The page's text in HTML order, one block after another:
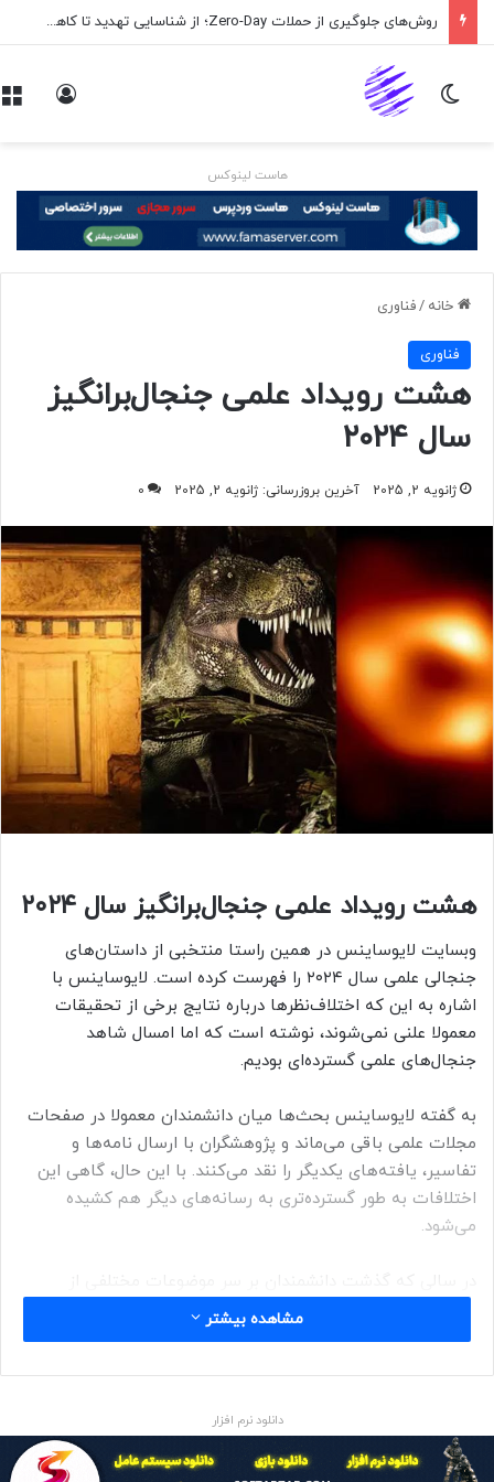
روش‌های جلوگیری از حملات Zero-Day؛ از شناسایی تهدید تا کاهش ریسک
تغییر پوسته
هاست لینوکس
خانه /فناوری
فناوری
هشت رویداد علمی جنجال‌برانگیز
سال ۲۰۲۴
ژانویه 2, 2025 آخرین بروزرسانی: ژانویه 2, 2025 0
هشت رویداد علمی جنجال‌برانگیز سال ۲۰۲۴
وبسایت لایوساینس در همین راستا منتخبی از داستان‌های
جنجالی علمی سال ۲۰۲۴ را فهرست کرده است. لایوساینس با
اشاره به این که اختلاف‌نظرها درباره نتایج برخی از تحقیقات
معمولا علنی نمی‌شوند، نوشته است که اما امسال شاهد
جنجال‌های علمی گسترده‌ای بودیم.
به گفته لایوساینس بحث‌ها میان دانشمندان معمولا در صفحات
مجلات علمی باقی می‌ماند و پژوهشگران با ارسال نامه‌ها و
تفاسیر، یافته‌‌های یکدیگر را نقد می‌کنند. با این حال، گاهی این
اختلافات به طور گسترده‌تری به رسانه‌های دیگر هم کشیده
می‌شود.
تغییرات اقلیمی گرفته تا زباله‌های فضایی و سیاهچاله‌ها بحث
کردند. اما اگر بخواهیم فهرستی از جنجالی‌ترین روایت‌های علمی
کشف راز ساخت اولین هرم جهان
پژوهشگران در نسخه پیش از چاپ یک مقاله علمی که تابستان
مشاهده بیشتر
دانلود نرم افزار